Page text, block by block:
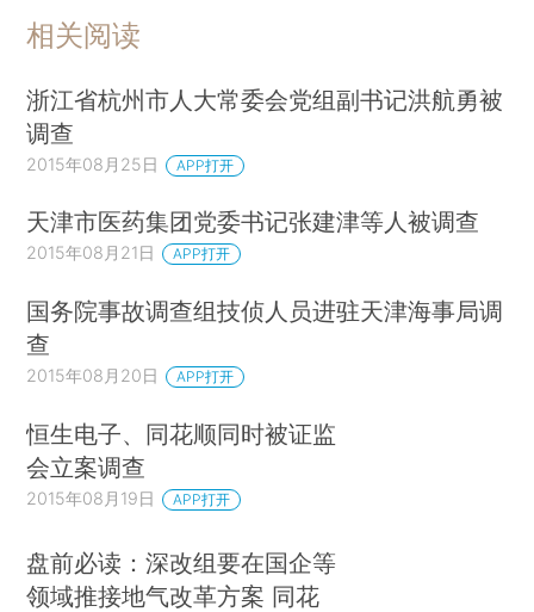
相关阅读
浙江省杭州市人大常委会党组副书记洪航勇被
调查
2015年08月25日 APP打开
天津市医药集团党委书记张建津等人被调查
2015年08月21日 APP打开
国务院事故调查组技侦人员进驻天津海事局调
查
2015年08月20日 APP打开
恒生电子、同花顺同时被证监
会立案调查
2015年08月19日 APP打开
盘前必读：深改组要在国企等
领域推接地气改革方案 同花